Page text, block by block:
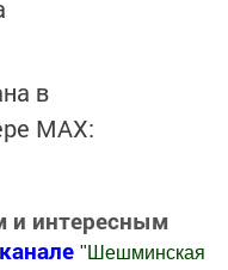
в
MАХ:
и интересным
" Шешминская